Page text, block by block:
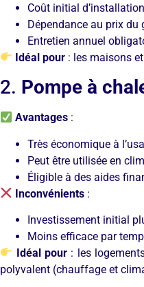
Coût initial d’installation
Dépendance au prix du
Entretien annuel
Idéal pour : les maisons
2. Pompe à
Avantages :
Très économique à
Peut être utilisée en
Éligible à des aides
Inconvénients :
Investissement initial
Moins efficace par
Idéal pour: les
polyvalent (chauffage et